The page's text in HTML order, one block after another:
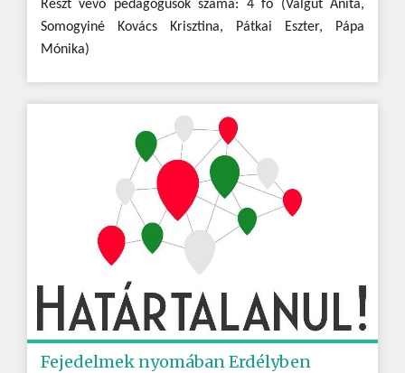
Részt vevő pedagógusok száma: 4 fő (Valgut Anita,
Somogyiné Kovács Krisztina, Pátkai Eszter, Pápa
Mónika)
Fejedelmek nyomában Erdélyben